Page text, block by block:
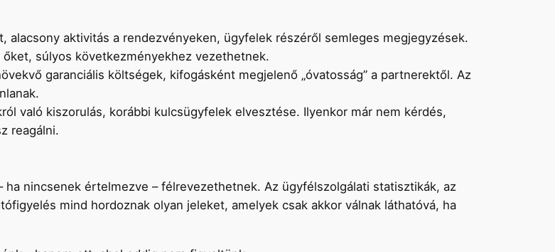
alacsony aktivitás a rendezvényeken, ügyfelek részéről semleges megjegyzések.
súlyos következményekhez vezethetnek.
garanciális költségek, kifogásként megjelenő „óvatosság” a partnerektől. Az
való kiszorulás, korábbi kulcsügyfelek elvesztése. Ilyenkor már nem kérdés,
reagálni.
ha nincsenek értelmezve – félrevezethetnek. Az ügyfélszolgálati statisztikák, az
mind hordoznak olyan jeleket, amelyek csak akkor válnak láthatóvá, ha